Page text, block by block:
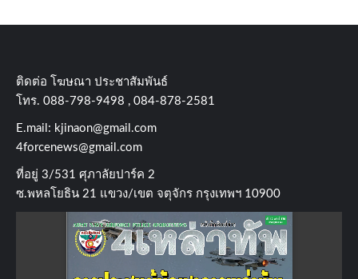
ติดต่อ​ โฆษณา​ ประชาสัมพันธ์
โทร​. 088-798-9498 , 084-878-2581
E.mail: kjinaon@gmail.com
4forcenews@gmail.com
ที่อยู่​ 3/531​ ศุภาลัยปาร์ค​ 2
ซ.พหลโยธิน​ 21​ แขวง/เขต​ จตุจักร​ กรุงเทพฯ 10900